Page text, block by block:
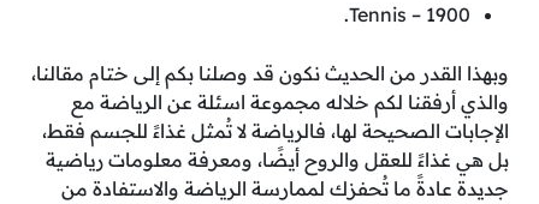
1900 – Tennis.
وبهذا القدر من الحديث نكون قد وصلنا بكم إلى ختام مقالنا،
والذي أرفقنا لكم خلاله مجموعة اسئلة عن الرياضة مع
الإجابات الصحيحة لها، فالرياضة لا تُمثل غذاءً للجسم فقط،
بل هي غذاءً للعقل والروح أيضًا، ومعرفة معلومات رياضية
جديدة عادةً ما تُحفزك لممارسة الرياضة والاستفادة من